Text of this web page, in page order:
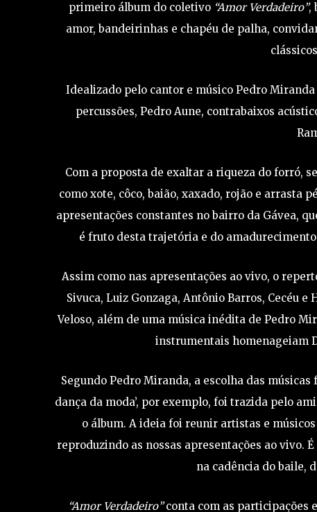
primeiro álbum do coletivo “Amor Verdadeiro”,
amor, bandeirinhas e chapéu de palha,
Idealizado pelo cantor e músico Pedro
percussões, Pedro Aune, contrabaixos
Com a proposta de exaltar a riqueza do forró,
como xote, côco, baião, xaxado, rojão e arrasta
apresentações constantes no bairro da Gávea,
é fruto desta trajetória e do
Assim como nas apresentações ao vivo, o
Sivuca, Luiz Gonzaga, Antônio Barros, Cecéu
Veloso, além de uma música inédita de Pedro
instrumentais homenageiam
Segundo Pedro Miranda, a escolha das
dança da moda’, por exemplo, foi trazida pelo
o álbum. A ideia foi reunir artistas e
reproduzindo as nossas apresentações ao vivo.
na cadência do baile,
“Amor Verdadeiro”conta com as participações